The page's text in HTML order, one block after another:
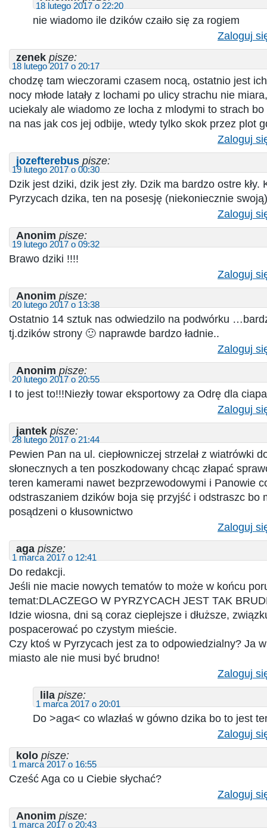
18 lutego 2017 o 22:20
nie wiadomo ile dzików czaiło się za rogiem
Zaloguj
zenek pisze:
18 lutego 2017 o 20:17
chodzę tam wieczorami czasem nocą, ostatnio jest
nocy młode latały z lochami po ulicy strachu nie
uciekaly ale wiadomo ze locha z mlodymi to strach
na nas jak cos jej odbije, wtedy tylko skok przez plot
Zaloguj
jozefterebus pisze:
19 lutego 2017 o 00:30
Dzik jest dziki, dzik jest zły. Dzik ma bardzo ostre kły.
Pyrzycach dzika, ten na posesję (niekoniecznie
Zaloguj
Anonim pisze:
19 lutego 2017 o 09:32
Brawo dziki !!!!
Zaloguj
Anonim pisze:
20 lutego 2017 o 13:38
Ostatnio 14 sztuk nas odwiedzilo na podwórku
tj.dzików strony 🙂 naprawde bardzo ładnie..
Zaloguj
Anonim pisze:
20 lutego 2017 o 20:55
I to jest to!!!Niezły towar eksportowy za Odrę dla
Zaloguj
jantek pisze:
28 lutego 2017 o 21:44
Pewien Pan na ul. ciepłowniczej strzelał z wiatrówki
słonecznych a ten poszkodowany chcąc złapać
teren kamerami nawet bezprzewodowymi i Panowie
odstraszaniem dzików boja się przyjść i odstraszc bo
posądzeni o kłusownictwo
Zaloguj
aga pisze:
1 marca 2017 o 12:41
Do redakcji.
Jeśli nie macie nowych tematów to może w końcu
temat:DLACZEGO W PYRZYCACH JEST TAK
Idzie wiosna, dni są coraz cieplejsze i dłuższe,
pospacerować po czystym mieście.
Czy ktoś w Pyrzycach jest za to odpowiedzialny? Ja
miasto ale nie musi być brudno!
Zaloguj
lila pisze:
1 marca 2017 o 20:01
Do >aga< co wlazłaś w gówno dzika bo to jest
Zaloguj
kolo pisze:
1 marca 2017 o 16:55
Cześć Aga co u Ciebie słychać?
Zaloguj
Anonim pisze:
1 marca 2017 o 20:43